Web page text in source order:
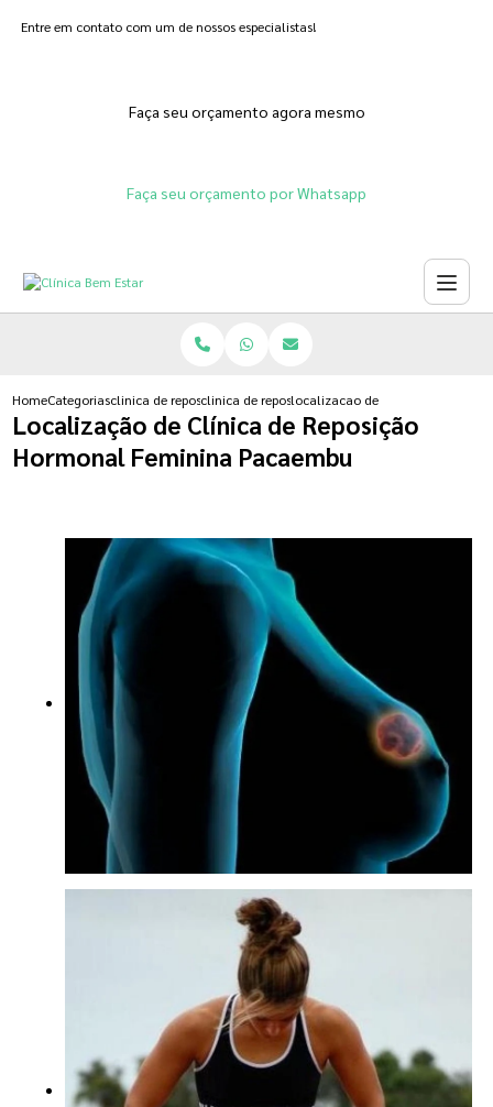
Entre em contato com um de nossos especialistas!
Faça seu orçamento agora mesmo
Faça seu orçamento por Whatsapp
HomeCategoriasclinica de reposicao hormonalclinica de reposicao hormonal feminina
localizacao de clinica de
Localização de Clínica de Reposição
Hormonal Feminina Pacaembu